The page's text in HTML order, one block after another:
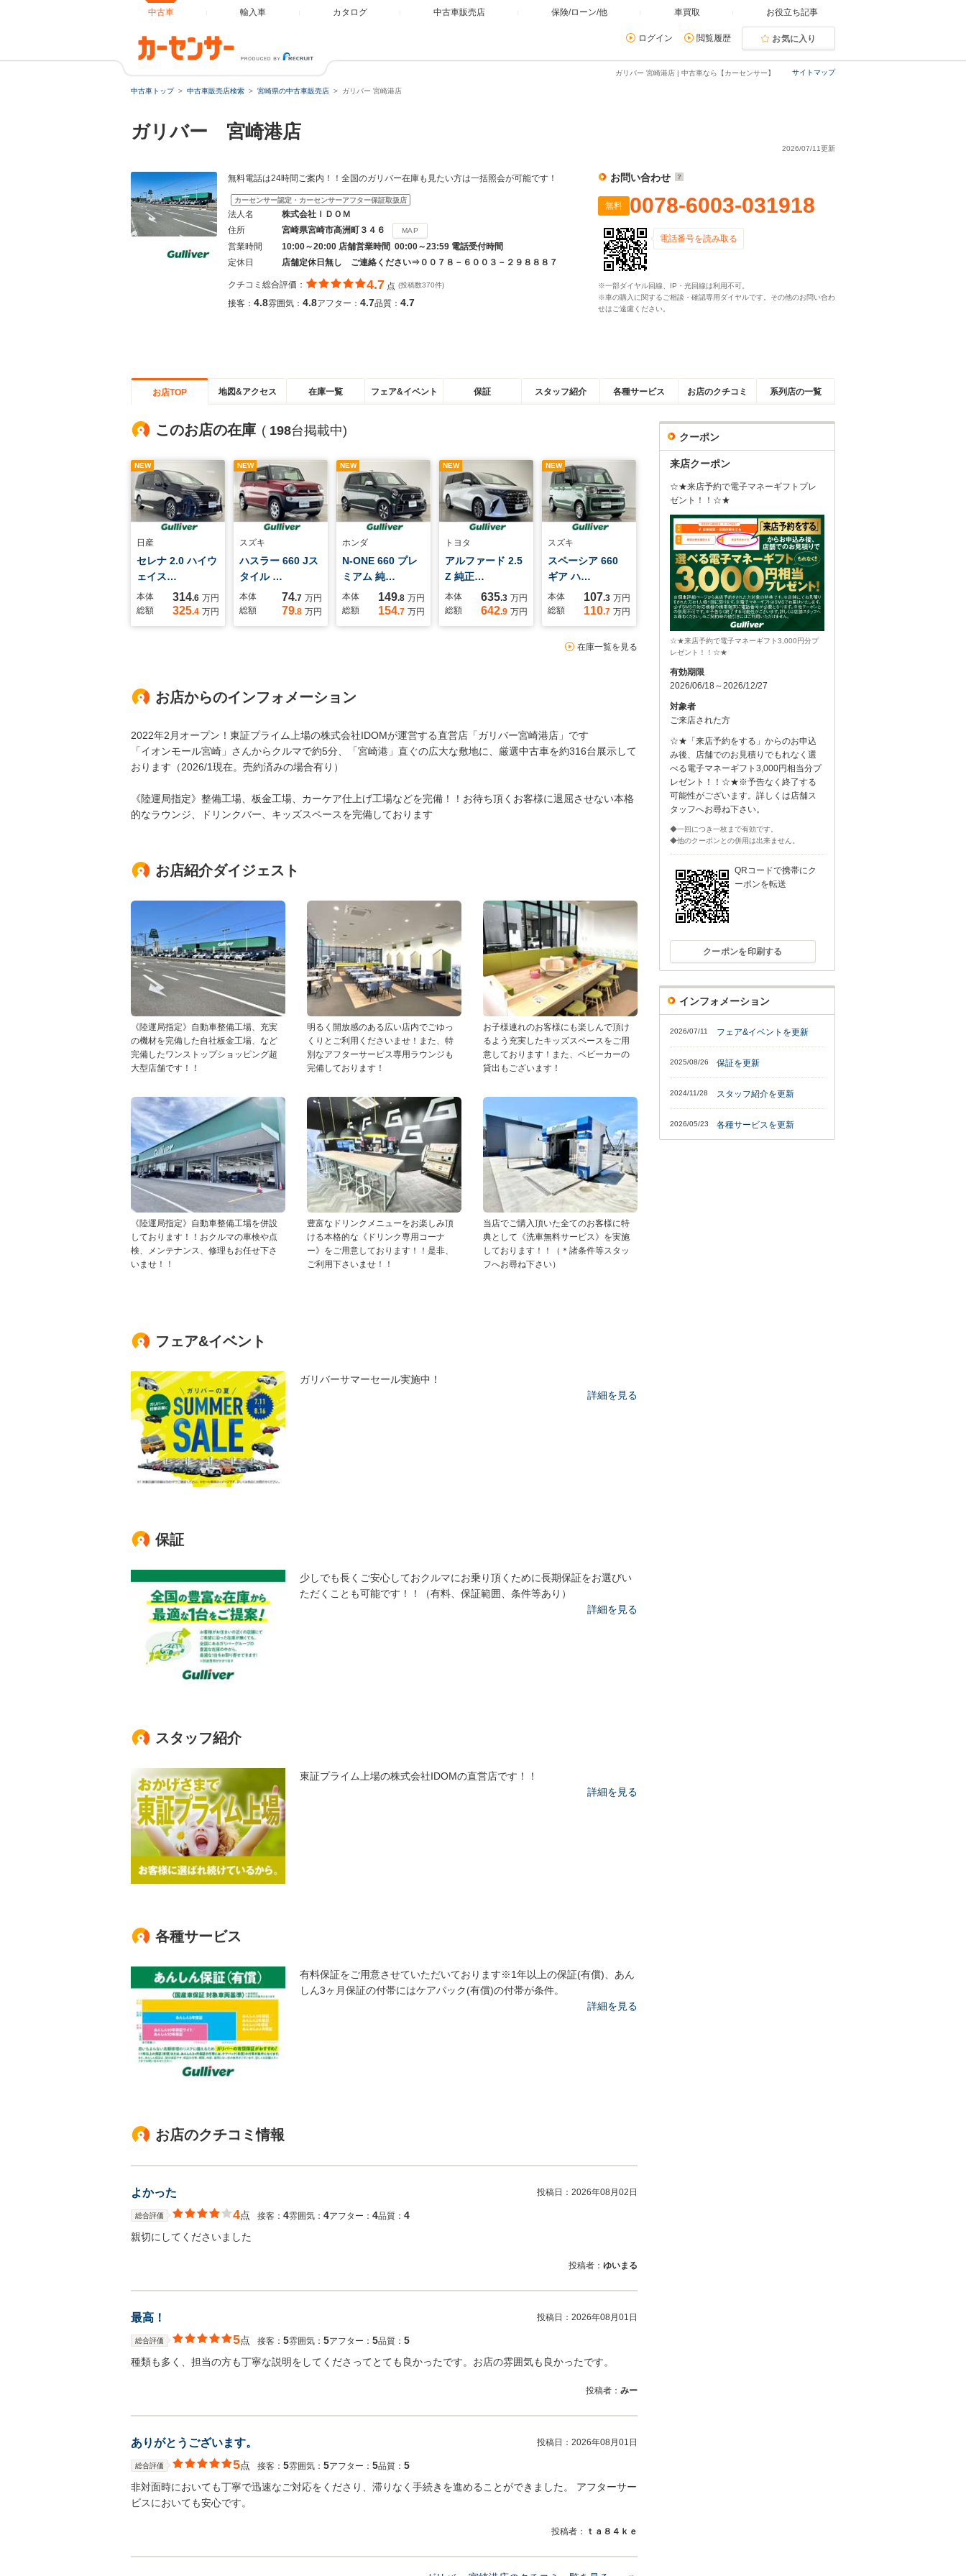
中古車 輸入車 カタログ 中古車販売店 保険/ローン/他 車買取 お役立ち記事
ログイン 閲覧履歴 お気に入り
サイトマップ
ガリバー 宮崎港店 | 中古車なら【カーセンサー】
中古車トップ 中古車販売店検索 宮崎県の中古車販売店 ガリバー 宮崎港店
ガリバー 宮崎港店
2026/07/11更新
無料電話は24時間ご案内！！全国のガリバー在庫も見たい方は一括照会が可能です！
カーセンサー認定・カーセンサーアフター保証取扱店
法人名
株式会社ＩＤＯＭ
住所
宮崎県宮崎市高洲町３４６ MAP
営業時間
10:00～20:00 店舗営業時間 00:00～23:59 電話受付時間
定休日
店舗定休日無し ご連絡ください⇒００７８－６００３－２９８８８７
クチコミ総合評価： 4.7 点 (投稿数370件)
接客： 4.8雰囲気： 4.8アフター： 4.7品質： 4.7
お問い合わせ
無料 0078-6003-031918
電話番号を読み取る
※一部ダイヤル回線、IP・光回線は利用不可。
※車の購入に関するご相談・確認専用ダイヤルです。その他のお問い合わ
せはご遠慮ください。
お店TOP 地図&アクセス 在庫一覧 フェア&イベント 保証 スタッフ紹介 各種サービス お店のクチコミ 系列店の一覧
このお店の在庫 ( 198台掲載中)
NEW
日産
セレナ 2.0 ハイウ
ェイス…
本体 314.6 万円
総額
325.4 万円
NEW
スズキ
ハスラー 660 Jス
タイル …
本体 74.7 万円
総額
79.8 万円
NEW
ホンダ
N-ONE 660 プレ
ミアム 純…
本体 149.8 万円
総額
154.7 万円
NEW
トヨタ
アルファード 2.5
Z 純正…
本体 635.3 万円
総額
642.9 万円
NEW
スズキ
スペーシア 660
ギア ハ…
本体 107.3 万円
総額
110.7 万円
在庫一覧を見る
お店からのインフォメーション
2022年2月オープン！東証プライム上場の株式会社IDOMが運営する直営店「ガリバー宮崎港店」です
「イオンモール宮崎」さんからクルマで約5分、「宮崎港」直ぐの広大な敷地に、厳選中古車を約316台展示して
おります（2026/1現在。売約済みの場合有り）
《陸運局指定》整備工場、板金工場、カーケア仕上げ工場などを完備！！お待ち頂くお客様に退屈させない本格
的なラウンジ、ドリンクバー、キッズスペースを完備しております
お店紹介ダイジェスト
《陸運局指定》自動車整備工場、充実
の機材を完備した自社板金工場、など
完備したワンストップショッピング超
大型店舗です！！
明るく開放感のある広い店内でごゆっ
くりとご利用くださいませ！また、特
別なアフターサービス専用ラウンジも
完備しております！
お子様連れのお客様にも楽しんで頂け
るよう充実したキッズスペースをご用
意しております！また、ベビーカーの
貸出もございます！
《陸運局指定》自動車整備工場を併設
しております！！おクルマの車検や点
検、メンテナンス、修理もお任せ下さ
いませ！！
豊富なドリンクメニューをお楽しみ頂
ける本格的な《ドリンク専用コーナ
ー》をご用意しております！！是非、
ご利用下さいませ！！
当店でご購入頂いた全てのお客様に特
典として《洗車無料サービス》を実施
しております！！（＊諸条件等スタッ
フへお尋ね下さい）
フェア&イベント
ガリバーサマーセール実施中！
詳細を見る
保証
少しでも長くご安心しておクルマにお乗り頂くために長期保証をお選びい
ただくことも可能です！！（有料、保証範囲、条件等あり）
詳細を見る
スタッフ紹介
東証プライム上場の株式会社IDOMの直営店です！！
詳細を見る
各種サービス
有料保証をご用意させていただいております※1年以上の保証(有償)、あん
しん3ヶ月保証の付帯にはケアパック(有償)の付帯が条件。
詳細を見る
お店のクチコミ情報
よかった 投稿日： 2026年08月02日
総合評価 4点 接客： 4雰囲気： 4アフター： 4品質： 4
親切にしてくださいました
投稿者： ゆいまる
最高！ 投稿日： 2026年08月01日
総合評価 5点 接客： 5雰囲気： 5アフター： 5品質： 5
種類も多く、担当の方も丁寧な説明をしてくださってとても良かったです。お店の雰囲気も良かったです。
投稿者： みー
ありがとうございます。 投稿日： 2026年08月01日
総合評価 5点 接客： 5雰囲気： 5アフター： 5品質： 5
非対面時においても丁寧で迅速なご対応をくださり、滞りなく手続きを進めることができました。 アフターサー
ビスにおいても安心です。
投稿者： ｔａ８４ｋｅ
クーポン
来店クーポン
☆★来店予約で電子マネーギフトプレ
ゼント！！☆★
☆★来店予約で電子マネーギフト3,000円分プ
レゼント！！☆★
有効期限
2026/06/18～2026/12/27
対象者
ご来店された方
☆★「来店予約をする」からのお申込
み後、店舗でのお見積りでもれなく選
べる電子マネーギフト3,000円相当分プ
レゼント！！☆★※予告なく終了する
可能性がございます。詳しくは店舗ス
タッフへお尋ね下さい。
◆一回につき一枚まで有効です。
◆他のクーポンとの併用は出来ません。
QRコードで携帯にク
ーポンを転送
クーポンを印刷する
インフォメーション
2026/07/11 フェア&イベントを更新
2025/08/26 保証を更新
2024/11/28 スタッフ紹介を更新
2026/05/23 各種サービスを更新